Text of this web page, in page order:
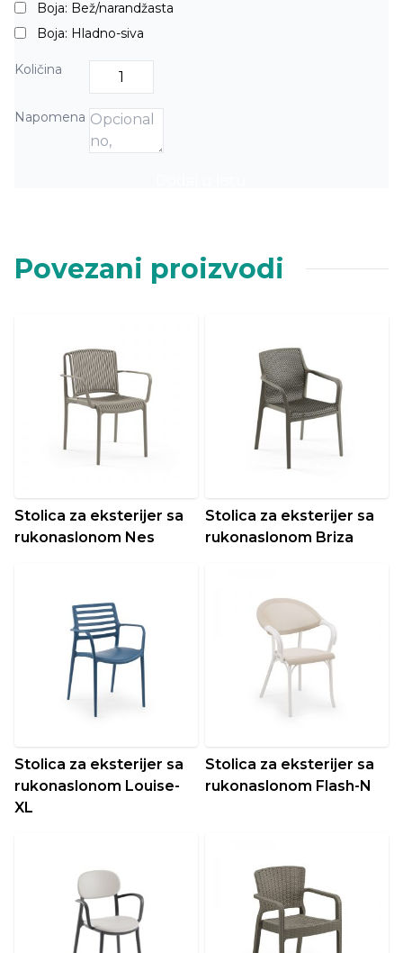
Boja: Bež/narandžasta
Boja: Hladno-siva
Količina
Napomena
Povezani proizvodi
Stolica za eksterijer sa
rukonaslonom Nes
Stolica za eksterijer sa
rukonaslonom Briza
Stolica za eksterijer sa
rukonaslonom Louise-
XL
Stolica za eksterijer sa
rukonaslonom Flash-N